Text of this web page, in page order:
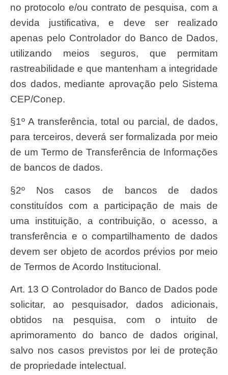
no protocolo e/ou contrato de pesquisa, com a
devida justificativa, e deve ser realizado
apenas pelo Controlador do Banco de Dados,
utilizando meios seguros, que permitam
rastreabilidade e que mantenham a integridade
dos dados, mediante aprovação pelo Sistema
CEP/Conep.
§1º A transferência, total ou parcial, de dados,
para terceiros, deverá ser formalizada por meio
de um Termo de Transferência de Informações
de bancos de dados.
§2º Nos casos de bancos de dados
constituídos com a participação de mais de
uma instituição, a contribuição, o acesso, a
transferência e o compartilhamento de dados
devem ser objeto de acordos prévios por meio
de Termos de Acordo Institucional.
Art. 13 O Controlador do Banco de Dados pode
solicitar, ao pesquisador, dados adicionais,
obtidos na pesquisa, com o intuito de
aprimoramento do banco de dados original,
salvo nos casos previstos por lei de proteção
de propriedade intelectual.